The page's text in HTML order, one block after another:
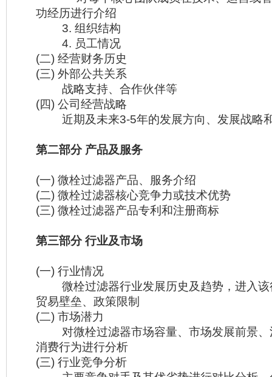
功经历进行介绍
3. 组织结构
4. 员工情况
(二) 经营财务历史
(三) 外部公共关系
战略支持、合作伙伴等
(四) 公司经营战略
近期及未来3-5年的发展方向、发展战略
第二部分 产品及服务
(一) 微栓过滤器产品、服务介绍
(二) 微栓过滤器核心竞争力或技术优势
(三) 微栓过滤器产品专利和注册商标
第三部分 行业及市场
(一) 行业情况
微栓过滤器行业发展历史及趋势，进入该
贸易壁垒、政策限制
(二) 市场潜力
对微栓过滤器市场容量、市场发展前景、
消费行为进行分析
(三) 行业竞争分析